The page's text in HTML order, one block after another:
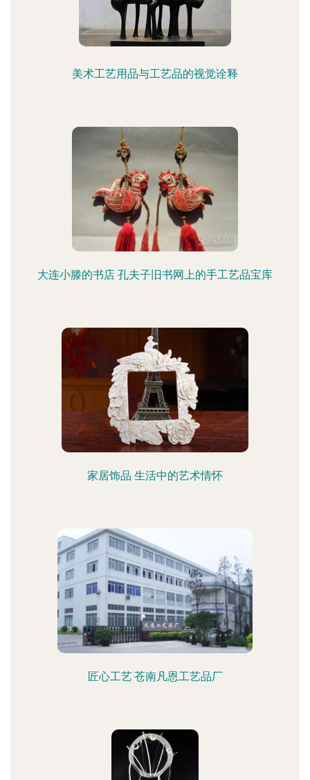
美术工艺用品与工艺品的视觉诠释
大连小滕的书店 孔夫子旧书网上的手工艺品宝库
家居饰品 生活中的艺术情怀
匠心工艺·苍南凡恩工艺品厂